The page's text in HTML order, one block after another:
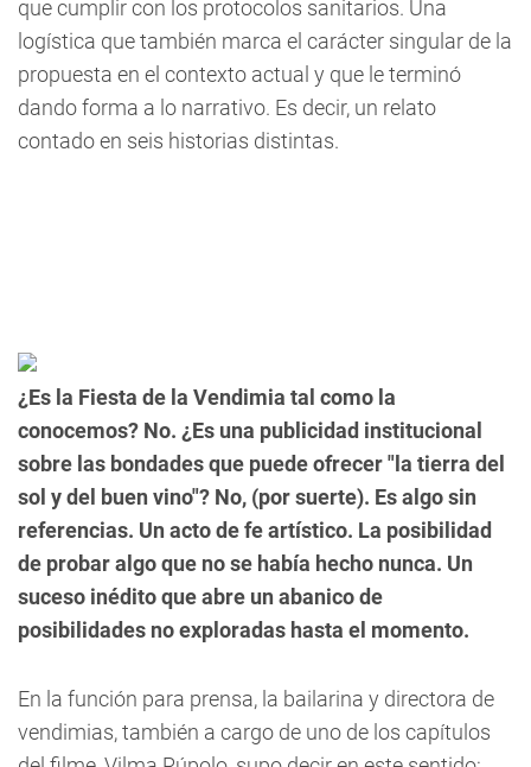
que cumplir con los protocolos sanitarios. Una
logística que también marca el carácter singular de la
propuesta en el contexto actual y que le terminó
dando forma a lo narrativo. Es decir, un relato
contado en seis historias distintas.
¿Es la Fiesta de la Vendimia tal como la
conocemos? No. ¿Es una publicidad institucional
sobre las bondades que puede ofrecer "la tierra del
sol y del buen vino"? No, (por suerte). Es algo sin
referencias. Un acto de fe artístico. La posibilidad
de probar algo que no se había hecho nunca. Un
suceso inédito que abre un abanico de
posibilidades no exploradas hasta el momento.
En la función para prensa, la bailarina y directora de
vendimias, también a cargo de uno de los capítulos